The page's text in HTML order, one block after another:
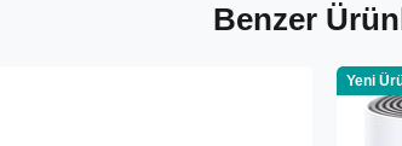
Benzer
Yeni